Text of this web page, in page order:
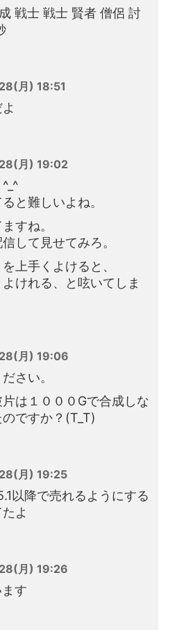
戦士 戦士 賢者 僧侶 討
月) 18:51
月) 19:02
と難しいよね。
すね。
して見せてみろ。
上手くよけると、
けれる、と呟いてしま
月) 19:06
さい。
は１０００Gで合成しな
ですか？(T_T)
月) 19:25
以降で売れるようにする
よ
月) 19:26
す